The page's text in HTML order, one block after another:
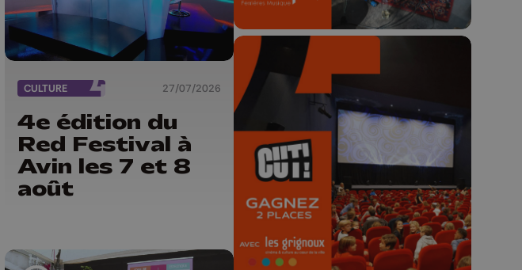
CULTURE 27/07/2026
4e édition du
Red Festival à
Avin les 7 et 8
août
🎬 Concours CUT x
Les Grignoux ✨
Concours permanent - 2 places à
gagner chaque semaine !